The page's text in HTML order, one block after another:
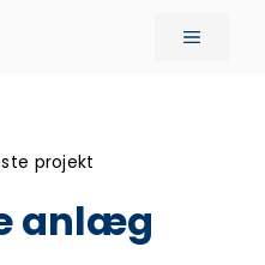
Menu
projekt
anlæg